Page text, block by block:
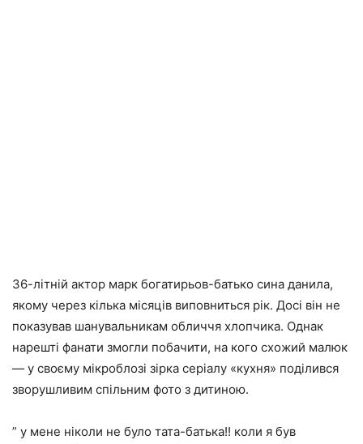
36-літній актор марк богатирьов-батько сина данила,
якому через кілька місяців виповниться рік. Досі він не
показував шанувальникам обличчя хлопчика. Однак
нарешті фанати змогли побачити, на кого схожий малюк
— у своєму мікроблозі зірка серіалу «кухня» поділився
зворушливим спільним фото з дитиною.
” у мене ніколи не було тата-батька!! коли я був